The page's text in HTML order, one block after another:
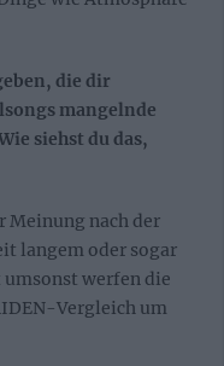
die dir
mangelnde
siehst du das,
Meinung nach der
langem oder sogar
werfen die
Vergleich um